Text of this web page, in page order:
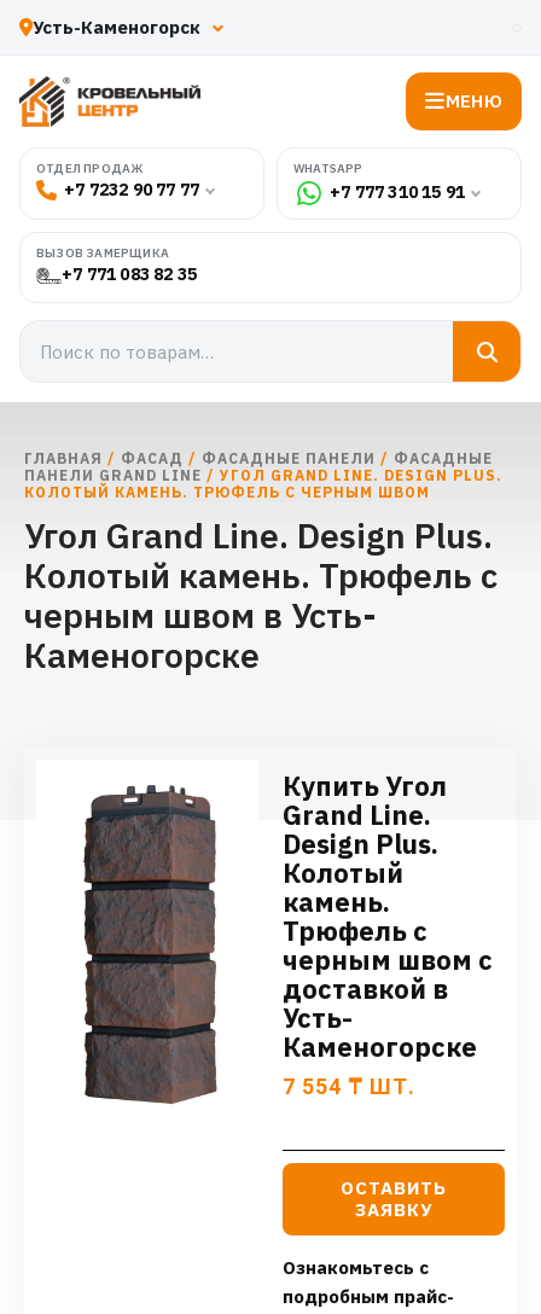
МЕНЮ
ОТДЕЛ ПРОДАЖ
+7 7232 90 77 77
WHATSAPP
+7 777 310 15 91
ВЫЗОВ ЗАМЕРЩИКА
+7 771 083 82 35
ГЛАВНАЯ / ФАСАД / ФАСАДНЫЕ ПАНЕЛИ / ФАСАДНЫЕ
ПАНЕЛИ GRAND LINE / УГОЛ GRAND LINE. DESIGN PLUS.
КОЛОТЫЙ КАМЕНЬ. ТРЮФЕЛЬ С ЧЕРНЫМ ШВОМ
Угол Grand Line. Design Plus.
Колотый камень. Трюфель с
черным швом в Усть-
Каменогорске
Купить Угол
Grand Line.
Design Plus.
Колотый
камень.
Трюфель с
черным швом с
доставкой в
Усть-
Каменогорске
7 554 ₸ ШТ.
ОСТАВИТЬ
ЗАЯВКУ
Ознакомьтесь с
подробным прайс-